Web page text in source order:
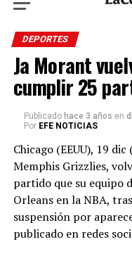
DEPORTES
Ja Morant
cumplir 25
Publicado hace 3 años en
Por EFE NOTICIAS
Chicago (EEUU), 19
Memphis Grizzlies,
partido que su equipo
Orleans en la NBA,
suspensión por
publicado en redes